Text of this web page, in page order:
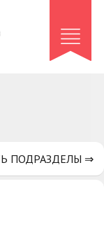
ПОДРАЗДЕЛЫ ⇒